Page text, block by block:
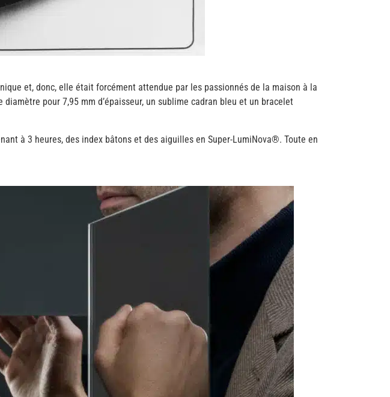
et, donc, elle était forcément attendue par les passionnés de la maison à la
pour 7,95 mm d’épaisseur, un sublime cadran bleu et un bracelet
à 3 heures, des index bâtons et des aiguilles en Super-LumiNova®. Toute en